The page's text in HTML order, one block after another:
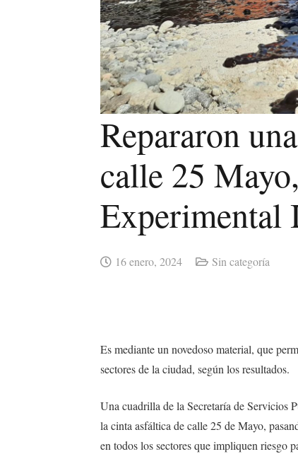
Repararon
calle 25
Experimental
16 enero, 2024 Sin categoría
Es mediante un novedoso material, que
sectores de la ciudad, según los resultados.
Una cuadrilla de la Secretaría de Servicios
la cinta asfáltica de calle 25 de Mayo,
en todos los sectores que impliquen riesgo